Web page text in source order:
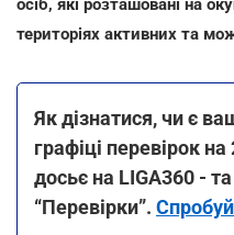
осіб, які розташовані на
територіях активних та
Як дізнатися, чи є
графіці перевірок
досьє на LIGA360 -
“Перевірки”.